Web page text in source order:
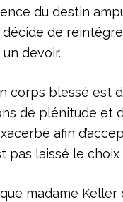
du destin
de
un devoir.
corps blessé est
de plénitude et
afin
pas laissé le
madame